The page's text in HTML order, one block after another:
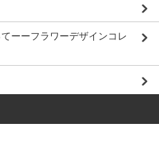
ーーフラワーデザインコレ